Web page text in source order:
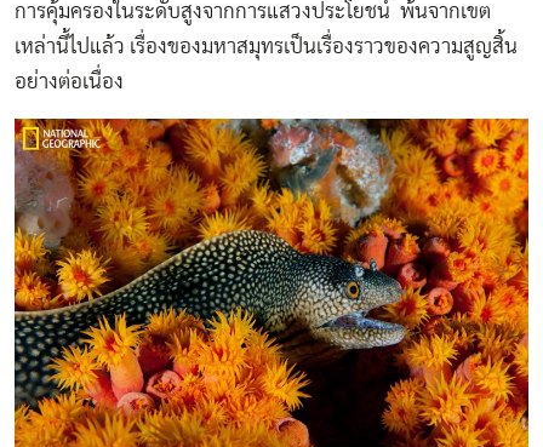
การคุ้มครองในระดับสูงจากการแสวงประโยชน์ พ้นจากเขต
เหล่านี้ไปแล้ว เรื่องของมหาสมุทรเป็นเรื่องราวของความสูญสิ้น
อย่างต่อเนื่อง